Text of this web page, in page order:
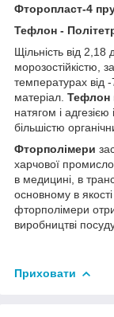
Фторопласт-4
Тефлон -
Щільність від
морозостійкістю,
температурах від
матеріал. Тефлон
натягом і
більшістю
Фторполімери
харчової
в медицині, в
основному в
фторполімери
виробництві
Приховати